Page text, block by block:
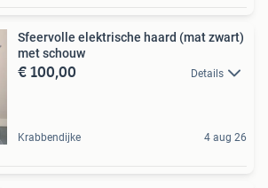
Sfeervolle elektrische haard (mat zwart)
met schouw
€ 100,00 Details
Krabbendijke 4 aug 26